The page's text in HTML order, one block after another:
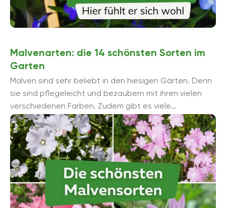
Malvenarten: die 14 schönsten Sorten im
Garten
Malven sind sehr beliebt in den hiesigen Gärten. Denn
sie sind pflegeleicht und bezaubern mit ihren vielen
verschiedenen Farben. Zudem gibt es viele
unterschiedliche Malvenarten und Sorten, so dass ...